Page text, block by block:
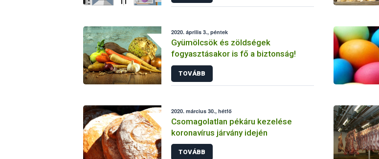
2020. április 3., péntek
Gyümölcsök és zöldségek
fogyasztásakor is fő a biztonság!
TOVÁBB
2020. március 30., hétfő
Csomagolatlan pékáru kezelése
koronavírus járvány idején
TOVÁBB